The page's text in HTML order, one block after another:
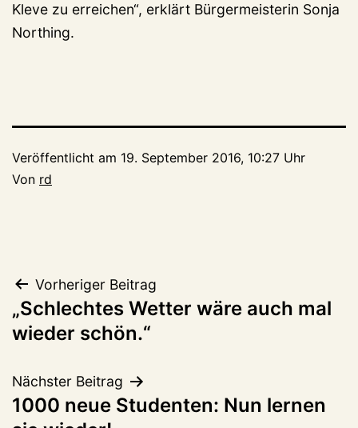
Kleve zu erreichen“, erklärt Bürgermeisterin Sonja
Northing.
Veröffentlicht am 19. September 2016, 10:27 Uhr
Von rd
Beitragsnavigation
Vorheriger Beitrag
„Schlechtes Wetter wäre auch mal
wieder schön.“
Nächster Beitrag
1000 neue Studenten: Nun lernen